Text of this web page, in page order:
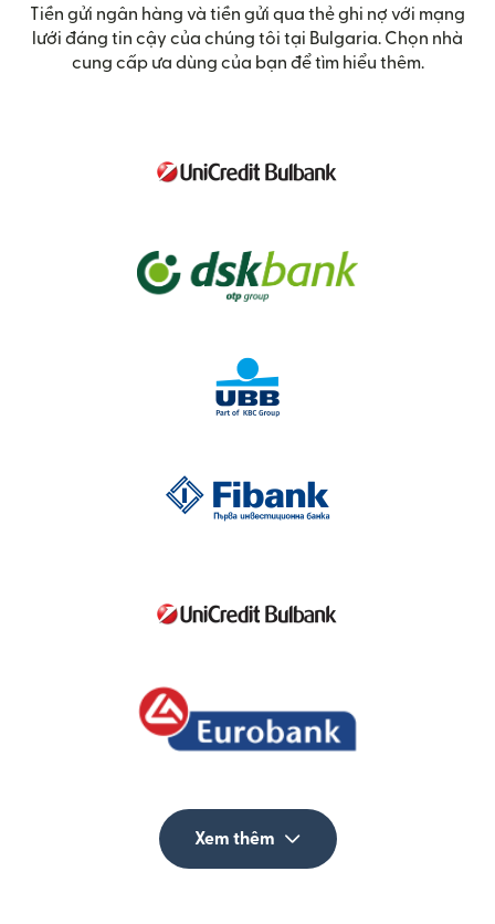
Tiền gửi ngân hàng và tiền gửi qua thẻ ghi nợ với mạng
lưới đáng tin cậy của chúng tôi tại Bulgaria. Chọn nhà
cung cấp ưa dùng của bạn để tìm hiểu thêm.
Xem thêm